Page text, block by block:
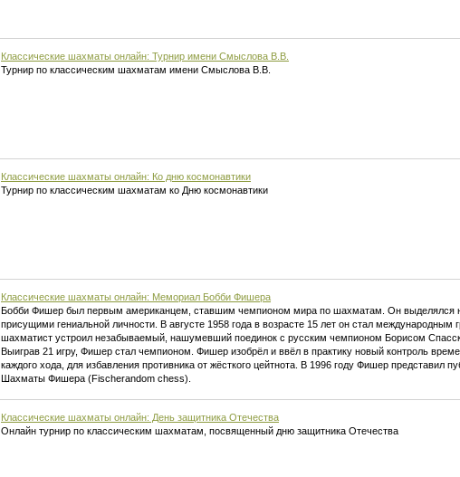
Классические шахматы онлайн: Турнир имени Смыслова В.В.
Турнир по классическим шахматам имени Смыслова В.В.
Классические шахматы онлайн: Ко дню космонавтики
Турнир по классическим шахматам ко Дню космонавтики
Классические шахматы онлайн: Мемориал Бобби Фишера
Бобби Фишер был первым американцем, ставшим чемпионом мира по шахматам. Он выделялся
присущими гениальной личности. В августе 1958 года в возрасте 15 лет он стал международным
шахматист устроил незабываемый, нашумевший поединок с русским чемпионом Борисом
Выиграв 21 игру, Фишер стал чемпионом. Фишер изобрёл и ввёл в практику новый контроль
каждого хода, для избавления противника от жёсткого цейтнота. В 1996 году Фишер представил
Шахматы Фишера (Fischerandom chess).
Классические шахматы онлайн: День защитника Отечества
Онлайн турнир по классическим шахматам, посвященный дню защитника Отечества